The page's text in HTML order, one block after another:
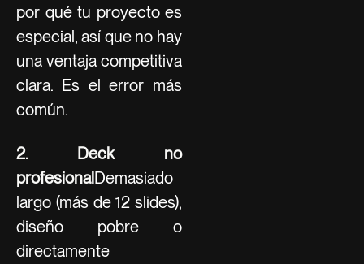
por qué tu proyecto es
especial, así que no hay
una ventaja competitiva
clara. Es el error más
común.
2. Deck no
profesionalDemasiado
largo (más de 12 slides),
diseño pobre o
directamente